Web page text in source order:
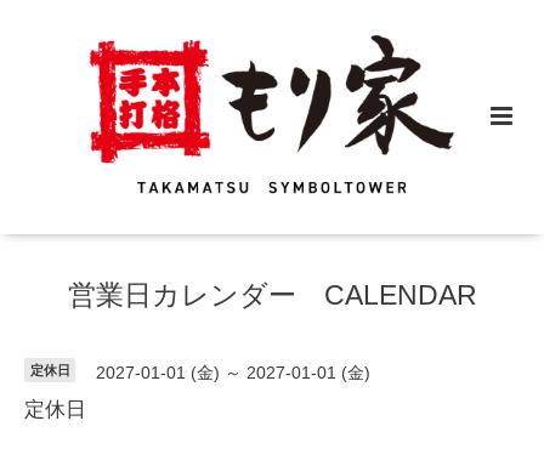
営業日カレンダー CALENDAR
定休日 2027-01-01 (金) ～ 2027-01-01 (金)
定休日